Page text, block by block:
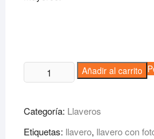
Llavero
Rubens
Añadir al carrito
Categoría: Llaveros
Etiquetas: llavero, llavero con